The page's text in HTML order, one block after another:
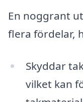
En noggrant
flera fördelar,
Skyddar
vilket kan